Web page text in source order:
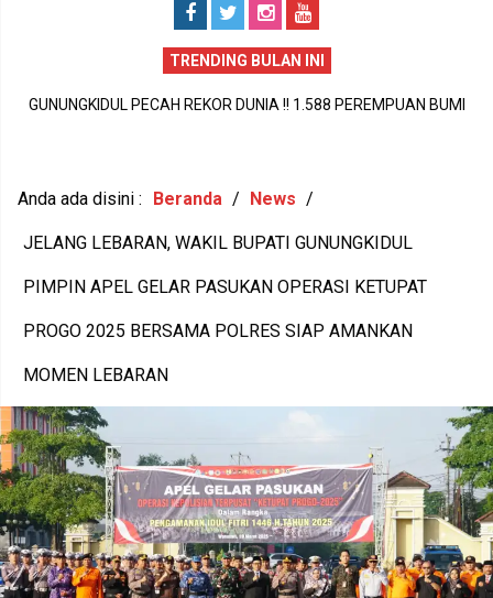
TRENDING BULAN INI
GUNUNGKIDUL PECAH REKOR DUNIA !! 1.588 PEREMPUAN BUMI
Anda ada disini : Beranda / News /
JELANG LEBARAN, WAKIL BUPATI GUNUNGKIDUL
PIMPIN APEL GELAR PASUKAN OPERASI KETUPAT
PROGO 2025 BERSAMA POLRES SIAP AMANKAN
MOMEN LEBARAN